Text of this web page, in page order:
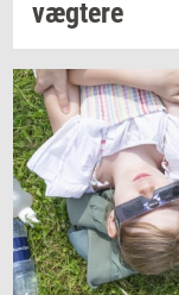
væg­te­re